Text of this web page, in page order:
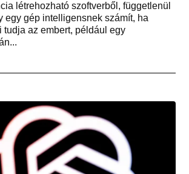
létrehozható szoftverből, függetlenül
egy gép intelligensnek számít, ha
tudja az embert, például egy